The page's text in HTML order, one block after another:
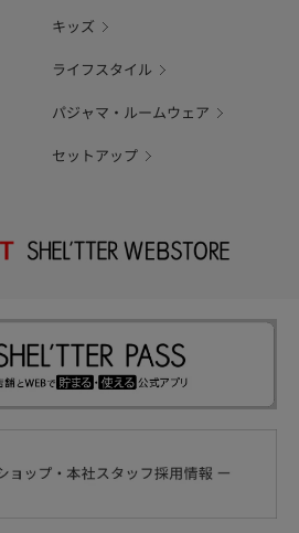
キッズ
ライフスタイル
パジャマ・ルームウェア
セットアップ